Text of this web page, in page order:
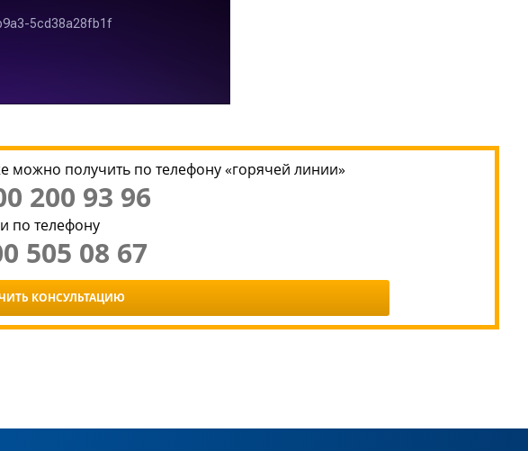
получить по телефону «горячей линии»
200 93 96
по телефону
505 08 67
КОНСУЛЬТАЦИЮ